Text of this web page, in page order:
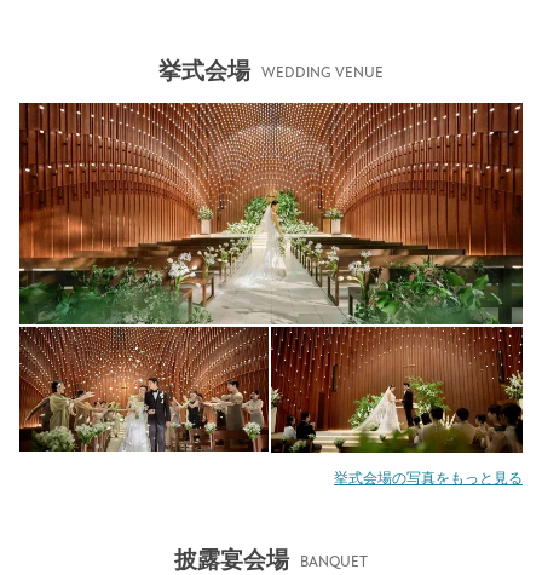
挙式会場 WEDDING VENUE
挙式会場の写真をもっと見る
披露宴会場 BANQUET